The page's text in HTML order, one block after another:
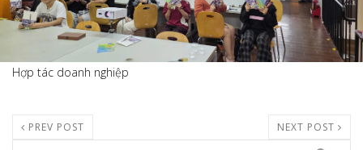
Hợp tác doanh nghiệp
PREV POST NEXT POST